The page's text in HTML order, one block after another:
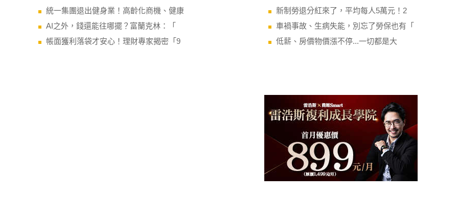
統一集團退出健身業！高齡化商機、健康
AI之外，錢還能往哪擺？富蘭克林：「
帳面獲利落袋才安心！理財專家揭密「9
新制勞退分紅來了，平均每人5萬元！2
車禍事故、生病失能，別忘了勞保也有「
低薪、房價物價漲不停...一切都是大